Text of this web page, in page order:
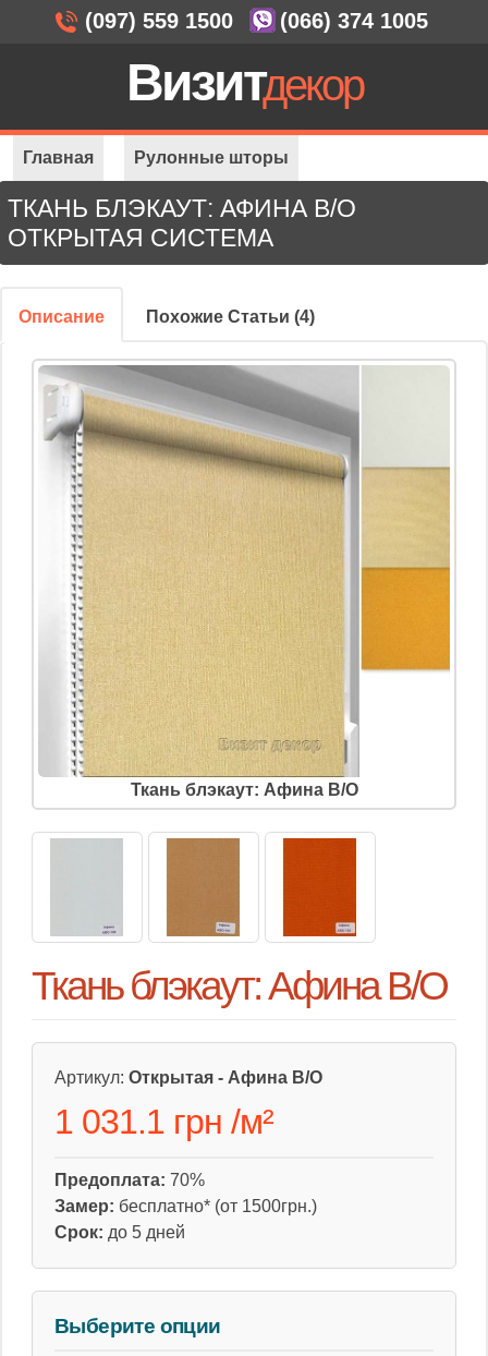
ТКАНЬ БЛЭКАУТ: АФИНА B/O
ОТКРЫТАЯ СИСТЕМА
Описание Похожие Статьи (4)
Ткань блэкаут: Афина B/O
Ткань блэкаут: Афина B/O
Артикул: Открытая - Афина B/O
1 031.1 грн /м²
Предоплата: 70%
Замер: бесплатно* (от 1500грн.)
Срок: до 5 дней
Выберите опции
Главная Рулонные шторы
Открытая система Ткань блэкаут: Афина B/O
(097) 559 1500 (066) 374 1005
Визитдекор